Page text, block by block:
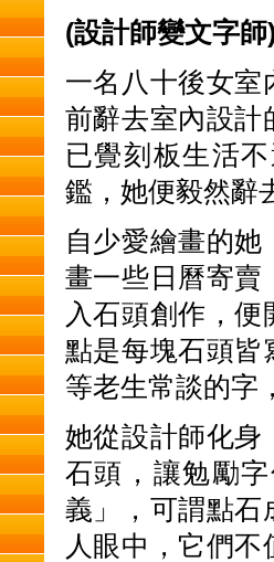
(設計師變文字師
一名八十後女室
前辭去室內設計
已覺刻板生活
鑑，她便毅然辭
自少愛繪畫的
畫一些日曆寄賣
入石頭創作，
點是每塊石頭皆
等老生常談的字
她從設計師化身
石頭，讓勉勵
義」，可謂點石
人眼中，它們